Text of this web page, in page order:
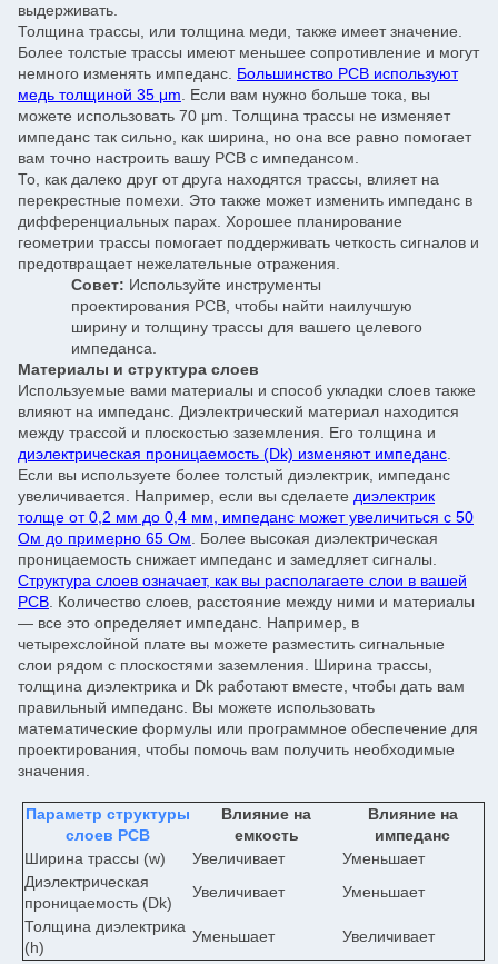
выдерживать.
Толщина трассы, или толщина меди, также имеет значение.
Более толстые трассы имеют меньшее сопротивление и могут
немного изменять импеданс. Большинство PCB используют
медь толщиной 35 μm. Если вам нужно больше тока, вы
можете использовать 70 μm. Толщина трассы не изменяет
импеданс так сильно, как ширина, но она все равно помогает
вам точно настроить вашу PCB с импедансом.
То, как далеко друг от друга находятся трассы, влияет на
перекрестные помехи. Это также может изменить импеданс в
дифференциальных парах. Хорошее планирование
геометрии трассы помогает поддерживать четкость сигналов и
предотвращает нежелательные отражения.
Совет: Используйте инструменты
проектирования PCB, чтобы найти наилучшую
ширину и толщину трассы для вашего целевого
импеданса.
Материалы и структура слоев
Используемые вами материалы и способ укладки слоев также
влияют на импеданс. Диэлектрический материал находится
между трассой и плоскостью заземления. Его толщина и
диэлектрическая проницаемость (Dk) изменяют импеданс.
Если вы используете более толстый диэлектрик, импеданс
увеличивается. Например, если вы сделаете диэлектрик
толще от 0,2 мм до 0,4 мм, импеданс может увеличиться с 50
Ом до примерно 65 Ом. Более высокая диэлектрическая
проницаемость снижает импеданс и замедляет сигналы.
Структура слоев означает, как вы располагаете слои в вашей
PCB. Количество слоев, расстояние между ними и материалы
— все это определяет импеданс. Например, в
четырехслойной плате вы можете разместить сигнальные
слои рядом с плоскостями заземления. Ширина трассы,
толщина диэлектрика и Dk работают вместе, чтобы дать вам
правильный импеданс. Вы можете использовать
математические формулы или программное обеспечение для
проектирования, чтобы помочь вам получить необходимые
значения.
Параметр структуры
слоев PCB
Влияние на
емкость
Влияние на
импеданс
Ширина трассы (w)
Увеличивает
Уменьшает
Диэлектрическая
проницаемость (Dk)
Увеличивает
Уменьшает
Толщина диэлектрика
(h)
Уменьшает
Увеличивает